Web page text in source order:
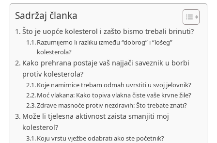
Sadržaj članka
Što je uopće kolesterol i zašto bismo trebali brinuti?
Razumijemo li razliku između “dobrog” i “lošeg”
kolesterola?
Kako prehrana postaje vaš najjači saveznik u borbi
protiv kolesterola?
Koje namirnice trebam odmah uvrstiti u svoj jelovnik?
Moć vlakana: Kako topiva vlakna čiste vaše krvne žile?
Zdrave masnoće protiv nezdravih: Što trebate znati?
Može li tjelesna aktivnost zaista smanjiti moj
kolesterol?
Koju vrstu vježbe odabrati ako ste početnik?